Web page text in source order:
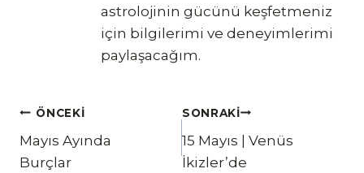
astrolojinin gücünü keşfetmeniz
için bilgilerimi ve deneyimlerimi
paylaşacağım.
Yazı
gezinmesi
ÖNCEKI
Mayıs Ayında
Burçlar
SONRAKI
15 Mayıs | Venüs
İkizler’de